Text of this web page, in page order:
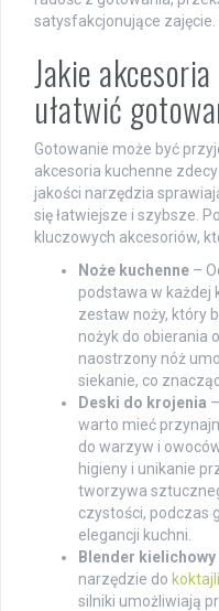
satysfakcjonujące zajęcie.
Jakie
ułatwić
Gotowanie może być
akcesoria kuchenne
jakości narzędzia
się łatwiejsze i szybsze.
kluczowych akcesoriów,
Noże kuchenne –
podstawa w każdej
zestaw noży, który
nożyk do obierania
naostrzony nóż
siekanie, co
Deski do krojenia
warto mieć
do warzyw i
higieny i unikanie
tworzywa
czystości, podczas
elegancji kuchni.
Blender kielichowy
narzędzie do koktajli
silniki umożliwiają